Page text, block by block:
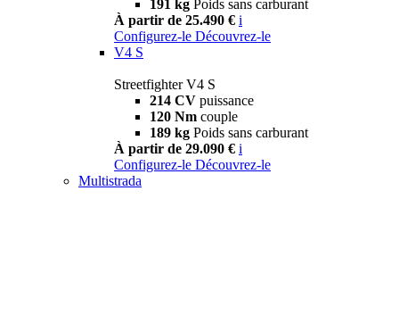
191 kg Poids sans carburant
À partir de 25.490 € i
Configurez-le Découvrez-le
V4 S
Streetfighter V4 S
214 CV puissance
120 Nm couple
189 kg Poids sans carburant
À partir de 29.090 € i
Configurez-le Découvrez-le
Multistrada